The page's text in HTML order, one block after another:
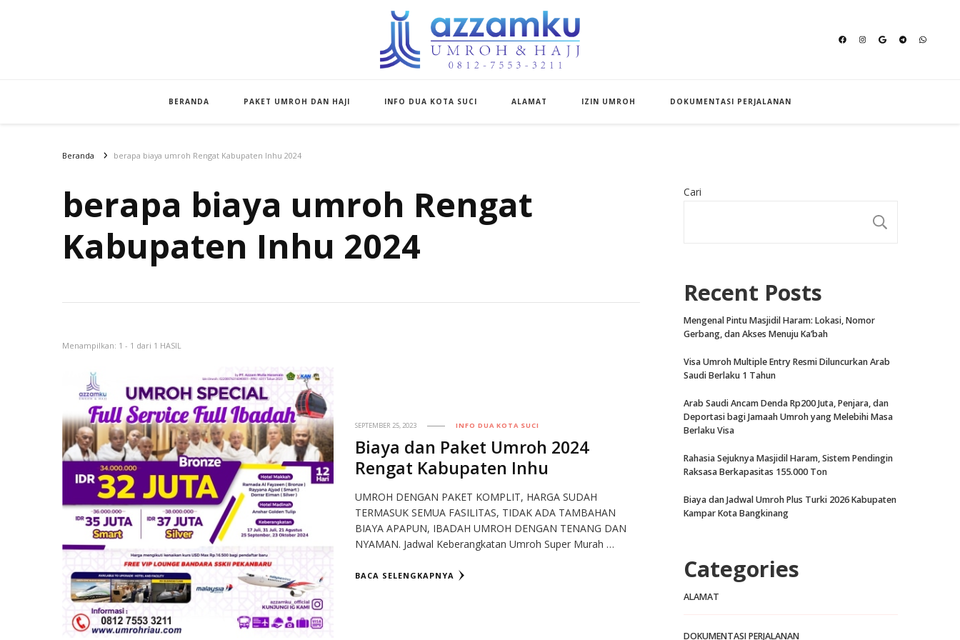
BERANDA PAKET UMROH DAN HAJI INFO DUA KOTA SUCI ALAMAT IZIN UMROH DOKUMENTASI PERJALANAN
Beranda berapa biaya umroh Rengat Kabupaten Inhu 2024
berapa biaya umroh Rengat
Kabupaten Inhu 2024
Menampilkan: 1 - 1 dari 1 HASIL
SEPTEMBER 25, 2023 INFO DUA KOTA SUCI
Biaya dan Paket Umroh 2024
Rengat Kabupaten Inhu
UMROH DENGAN PAKET KOMPLIT, HARGA SUDAH
TERMASUK SEMUA FASILITAS, TIDAK ADA TAMBAHAN
BIAYA APAPUN, IBADAH UMROH DENGAN TENANG DAN
NYAMAN. Jadwal Keberangkatan Umroh Super Murah …
BACA SELENGKAPNYA
Cari
Recent Posts
Mengenal Pintu Masjidil Haram: Lokasi, Nomor
Gerbang, dan Akses Menuju Ka’bah
Visa Umroh Multiple Entry Resmi Diluncurkan Arab
Saudi Berlaku 1 Tahun
Arab Saudi Ancam Denda Rp200 Juta, Penjara, dan
Deportasi bagi Jamaah Umroh yang Melebihi Masa
Berlaku Visa
Rahasia Sejuknya Masjidil Haram, Sistem Pendingin
Raksasa Berkapasitas 155.000 Ton
Biaya dan Jadwal Umroh Plus Turki 2026 Kabupaten
Kampar Kota Bangkinang
Categories
ALAMAT
DOKUMENTASI PERJALANAN